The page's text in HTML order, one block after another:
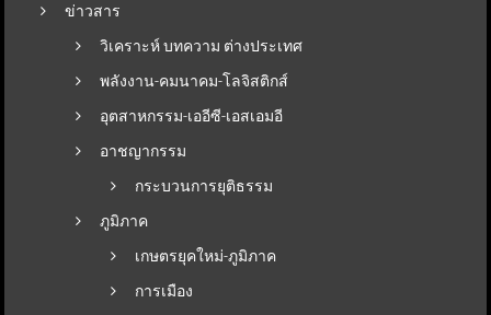
ข่าวสาร
วิเคราะห์ บทความ ต่างประเทศ
พลังงาน-คมนาคม-โลจิสติกส์
อุตสาหกรรม-เออีซี-เอสเอมอี
อาชญากรรม
กระบวนการยุติธรรม
ภูมิภาค
เกษตรยุคใหม่-ภูมิภาค
การเมือง